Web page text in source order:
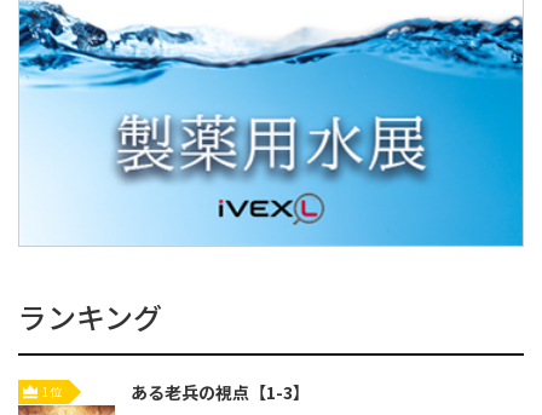
ランキング
1位 ある老兵の視点【1-3】